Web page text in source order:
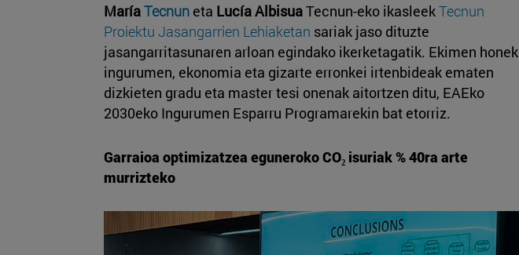
MaríaTecnun eta Lucía AlbisuaTecnun-eko ikasleekTecnun
Proiektu Jasangarrien Lehiaketan sariak jaso dituzte
jasangarritasunaren arloan egindako ikerketagatik. Ekimen honek
ingurumen, ekonomia eta gizarte erronkei irtenbideak ematen
dizkieten gradu eta master tesi onenak aitortzen ditu, EAEko
2030eko Ingurumen Esparru Programarekin bat etorriz.
Garraioa optimizatzea eguneroko CO₂ isuriak % 40ra arte
murrizteko